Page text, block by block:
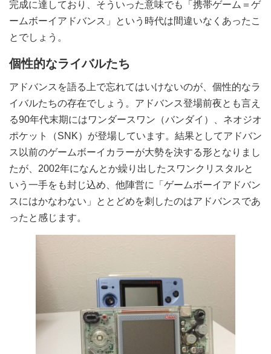
完成に達しており、そういった意味でも「携帯ゲーム＝ゲ
ームボーイアドバンス」という時代は間違いなくあったこ
とでしょう。
個性的なライバルたち
アドバンスを語る上で忘れてはいけないのが、個性的なラ
イバルたちの存在でしょう。アドバンス登場前夜とも言え
る90年代末期にはワンダースワン（バンダイ）、ネオジオ
ポケット（SNK）が登場しています。結果としてアドバン
ス以前のゲームボーイカラーが大勢を決する形となりまし
たが、2002年になんとか繰り出したスワンクリスタルと
いう一手をも封じ込め、他陣営に「ゲームボーイアドバン
スにはかなわない」ととどめを刺したのはアドバンスであ
ったと感じます。